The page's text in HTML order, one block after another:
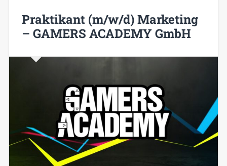
Praktikant (m/w/d) Marketing
– GAMERS ACADEMY GmbH